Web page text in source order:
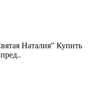
Наталия" Купить